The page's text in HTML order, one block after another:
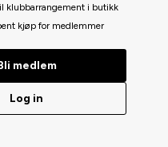
klubbarrangement i butikk
kjøp for medlemmer
medlem
Log in